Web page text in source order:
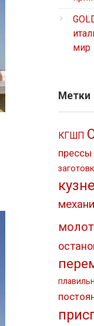
мир
Метки
КГШП
прессы